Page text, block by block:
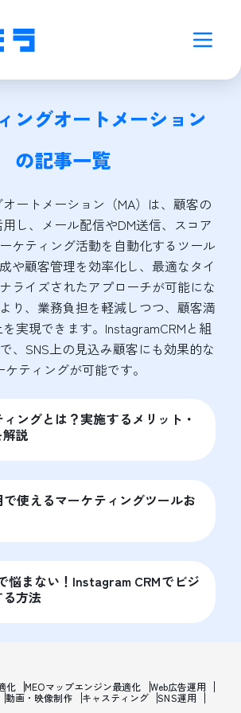
ングオートメーション
の記事一覧
ートメーション（MA）は、顧客の
し、メール配信やDM送信、スコア
ケティング活動を自動化するツール
や顧客管理を効率化し、最適なタイ
ライズされたアプローチが可能にな
り、業務負担を軽減しつつ、顧客満
実現できます。InstagramCRMと組
、SNS上の見込み顧客にも効果的な
ケティングが可能です。
ングとは？実施するメリット・
説
で使えるマーケティングツールお
悩まない！Instagram CRMでビジ
方法
化 MEOマップエンジン最適化
Web広告運用
動画・映像制作 キャスティング
SNS運用